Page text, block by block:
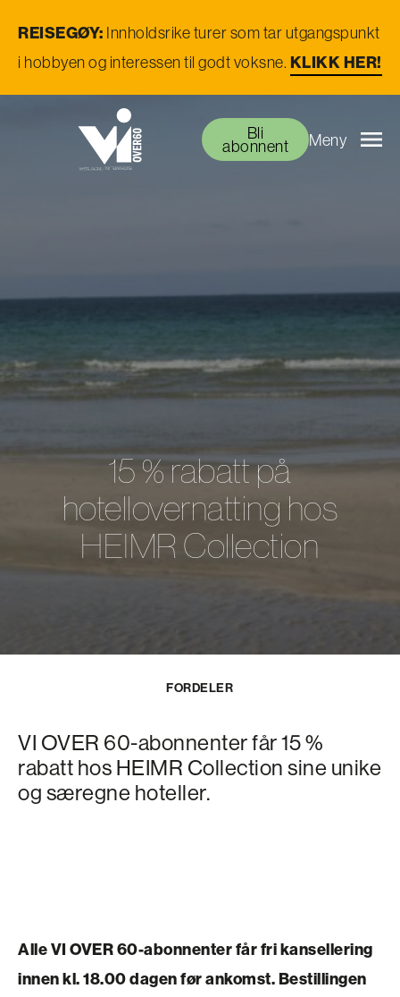
REISEGØY: Innholdsrike turer som tar utgangspunkt
i hobbyen og interessen til godt voksne.KLIKK HER!
Bli
abonnent Meny
15 % rabatt på
hotellovernatting hos
HEIMR Collection
FORDELER
VI OVER 60-abonnenter får 15 %
rabatt hos HEIMR Collection sine unike
og særegne hoteller.
Alle VI OVER 60-abonnenter får fri kansellering
innen kl. 18.00 dagen før ankomst. Bestillingen